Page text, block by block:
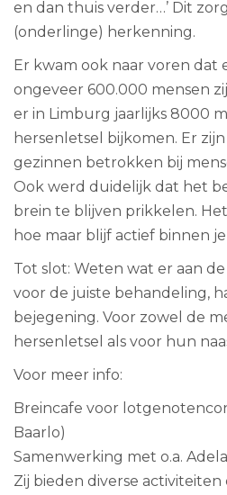
en dan thuis verder…’ Dit
(onderlinge) herkenning.
Er kwam ook naar voren dat
ongeveer 600.000 mensen
er in Limburg jaarlijks 8000
hersenletsel bijkomen. Er
gezinnen betrokken bij
Ook werd duidelijk dat het
brein te blijven prikkelen.
hoe maar blijf actief binnen
Tot slot: Weten wat er aan de
voor de juiste behandeling,
bejegening. Voor zowel de
hersenletsel als voor hun
Voor meer info:
Breincafe voor
Baarlo)
Samenwerking met o.a.
Zij bieden diverse